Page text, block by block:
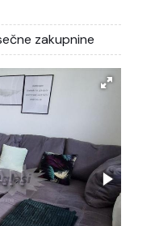
zakupnine